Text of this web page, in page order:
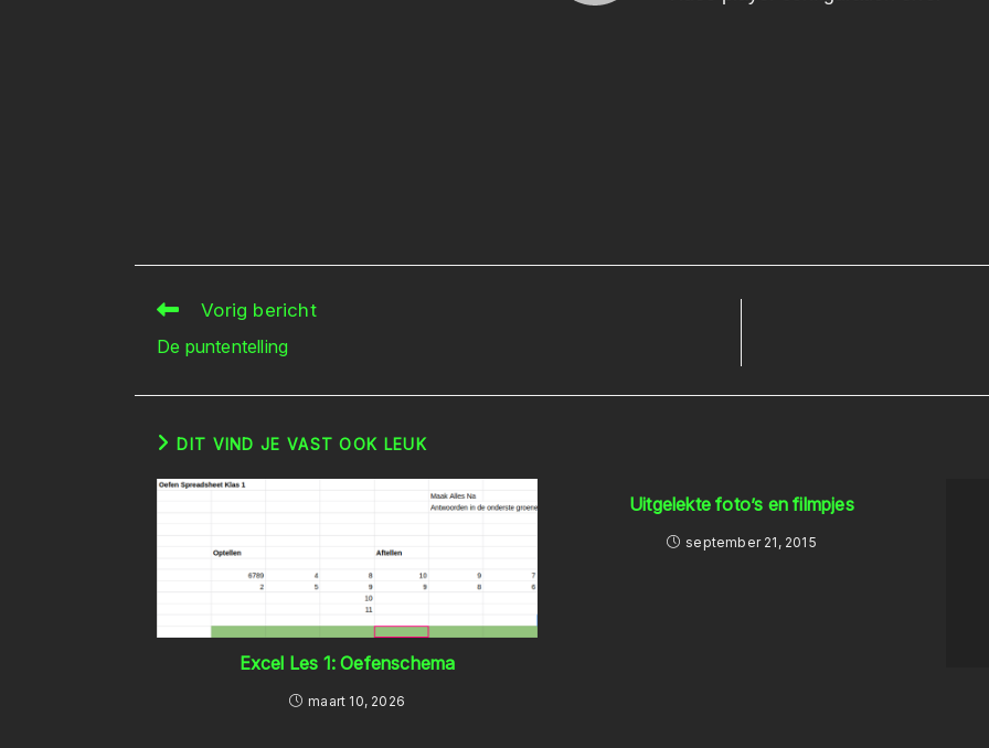
Lees
artikelen
Vorig bericht
De puntentelling
DIT VIND JE VAST OOK LEUK
Excel Les 1: Oefenschema
maart 10, 2026
Uitgelekte foto’s en filmpjes
september 21, 2015